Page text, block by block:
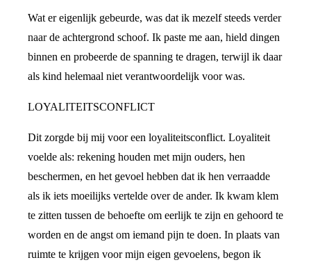
Wat er eigenlijk gebeurde, was dat ik mezelf steeds verder
naar de achtergrond schoof. Ik paste me aan, hield dingen
binnen en probeerde de spanning te dragen, terwijl ik daar
als kind helemaal niet verantwoordelijk voor was.
LOYALITEITSCONFLICT
Dit zorgde bij mij voor een loyaliteitsconflict. Loyaliteit
voelde als: rekening houden met mijn ouders, hen
beschermen, en het gevoel hebben dat ik hen verraadde
als ik iets moeilijks vertelde over de ander. Ik kwam klem
te zitten tussen de behoefte om eerlijk te zijn en gehoord te
worden en de angst om iemand pijn te doen. In plaats van
ruimte te krijgen voor mijn eigen gevoelens, begon ik